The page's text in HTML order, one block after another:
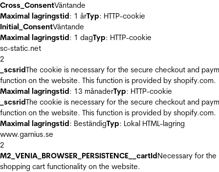
Cross_ConsentVäntande
Maximal lagringstid: 1 årTyp: HTTP-cookie
Initial_ConsentVäntande
Maximal lagringstid: 1 dagTyp: HTTP-cookie
sc-static.net
2
_scsridThe cookie is necessary for the secure checkout and
function on the website. This function is provided by shopify.com.
Maximal lagringstid: 13 månaderTyp: HTTP-cookie
_scsridThe cookie is necessary for the secure checkout and
function on the website. This function is provided by shopify.com.
Maximal lagringstid: BeständigTyp: Lokal HTML-lagring
www.garnius.se
2
M2_VENIA_BROWSER_PERSISTENCE__cartIdNecessary for the
shopping cart functionality on the website.